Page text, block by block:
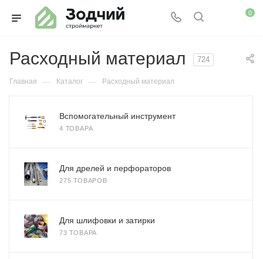
0
Расходный материал 724
Главная — Каталог — Расходный материал
Вспомогательный инструмент
4 ТОВАРА
Для дрелей и перфораторов
275 ТОВАРОВ
Для шлифовки и затирки
73 ТОВАРА